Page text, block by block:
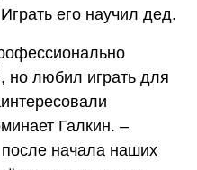
его научил дед.
но любил играть для
Галкин. –
начала наших